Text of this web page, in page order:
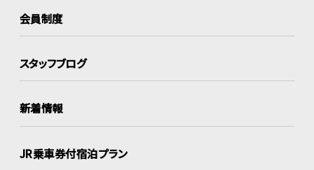
会員制度
スタッフブログ
新着情報
JR乗車券付宿泊プラン